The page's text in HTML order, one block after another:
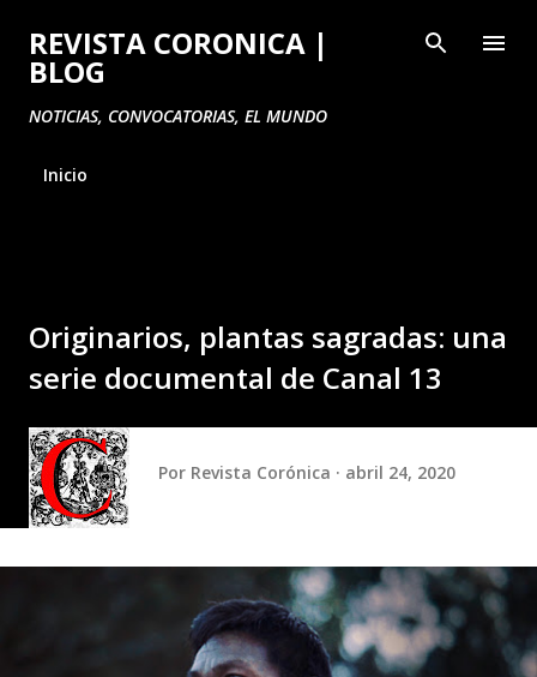
Ir al contenido principal
REVISTA CORONICA |
BLOG
NOTICIAS, CONVOCATORIAS, EL MUNDO
Inicio
Originarios, plantas sagradas: una
serie documental de Canal 13
Por Revista Corónica abril 24, 2020